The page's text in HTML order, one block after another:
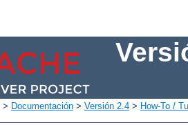
> Documentación > Versión 2.4 > How-To /